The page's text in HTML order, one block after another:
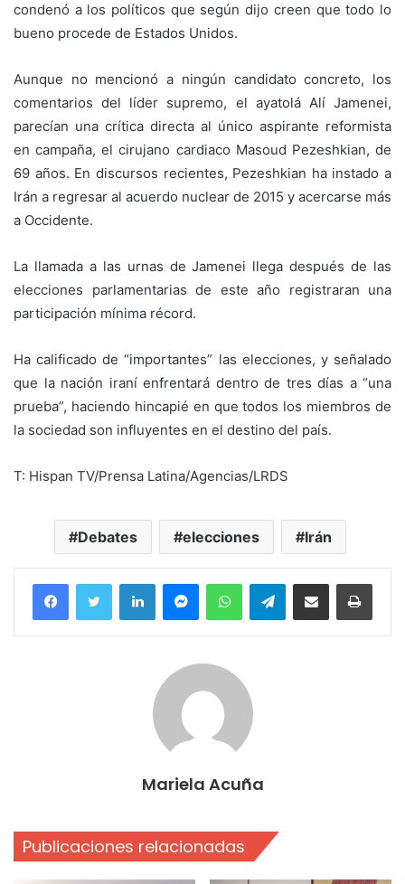
condenó a los políticos que según dijo creen que todo lo
bueno procede de Estados Unidos.
Aunque no mencionó a ningún candidato concreto, los
comentarios del líder supremo, el ayatolá Alí Jamenei,
parecían una crítica directa al único aspirante reformista
en campaña, el cirujano cardiaco Masoud Pezeshkian, de
69 años. En discursos recientes, Pezeshkian ha instado a
Irán a regresar al acuerdo nuclear de 2015 y acercarse más
a Occidente.
La llamada a las urnas de Jamenei llega después de las
elecciones parlamentarias de este año registraran una
participación mínima récord.
Ha calificado de “importantes” las elecciones, y señalado
que la nación iraní enfrentará dentro de tres días a “una
prueba”, haciendo hincapié en que todos los miembros de
la sociedad son influyentes en el destino del país.
T: Hispan TV/Prensa Latina/Agencias/LRDS
Debates elecciones Irán
FacebookTwitter LinkedInMessengerWhatsAppTelegramCompartir por correo electrónico
Mariela Acuña
Publicaciones relacionadas